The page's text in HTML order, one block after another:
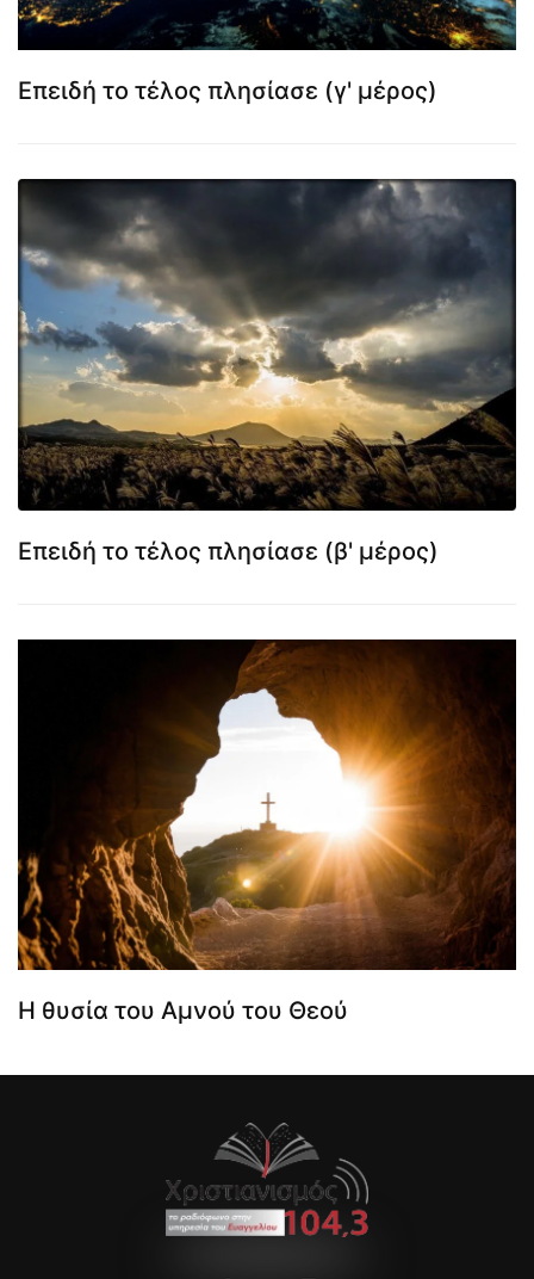
Επειδή το τέλος πλησίασε (γ' μέρος)
Επειδή το τέλος πλησίασε (β' μέρος)
Η θυσία του Αμνού του Θεού